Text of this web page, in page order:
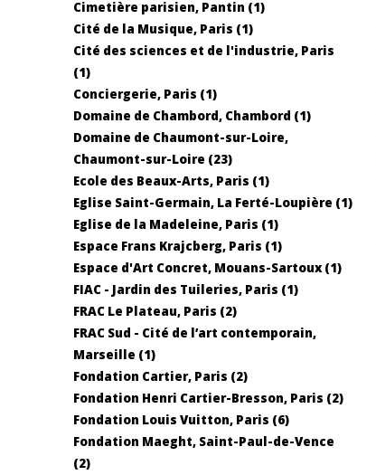
Cimetière parisien, Pantin (1)
Cité de la Musique, Paris (1)
Cité des sciences et de l'industrie, Paris
(1)
Conciergerie, Paris (1)
Domaine de Chambord, Chambord (1)
Domaine de Chaumont-sur-Loire,
Chaumont-sur-Loire (23)
Ecole des Beaux-Arts, Paris (1)
Eglise Saint-Germain, La Ferté-Loupière (1)
Eglise de la Madeleine, Paris (1)
Espace Frans Krajcberg, Paris (1)
Espace d'Art Concret, Mouans-Sartoux (1)
FIAC - Jardin des Tuileries, Paris (1)
FRAC Le Plateau, Paris (2)
FRAC Sud - Cité de l’art contemporain,
Marseille (1)
Fondation Cartier, Paris (2)
Fondation Henri Cartier-Bresson, Paris (2)
Fondation Louis Vuitton, Paris (6)
Fondation Maeght, Saint-Paul-de-Vence
(2)